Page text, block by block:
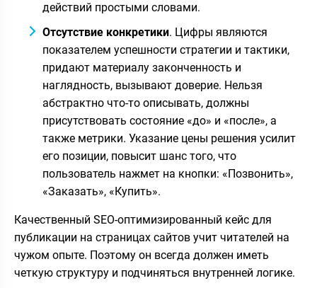
действий простыми словами.
Отсутствие конкретики. Цифры являются
показателем успешности стратегии и тактики,
придают материалу законченность и
наглядность, вызывают доверие. Нельзя
абстрактно что-то описывать, должны
присутствовать состояние «до» и «после», а
также метрики. Указание цены решения усилит
его позиции, повысит шанс того, что
пользователь нажмет на кнопки: «Позвонить»,
«Заказать», «Купить».
Качественный SEO-оптимизированный кейс для
публикации на страницах сайтов учит читателей на
чужом опыте. Поэтому он всегда должен иметь
четкую структуру и подчиняться внутренней логике.